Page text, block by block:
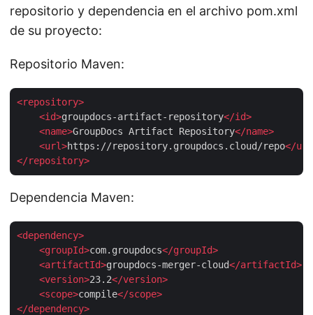
repositorio y dependencia en el archivo pom.xml
de su proyecto:
Repositorio Maven:
<repository>
<id>groupdocs-artifact-repository</id>
<name>GroupDocs Artifact Repository</name>
<url>https://repository.groupdocs.cloud/repo</url
</repository>
Dependencia Maven:
<dependency>
<groupId>com.groupdocs</groupId>
<artifactId>groupdocs-merger-cloud</artifactId>
<version>23.2</version>
<scope>compile</scope>
</dependency>